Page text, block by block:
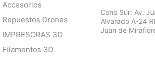
Accesorios
Repuestos Drones
IMPRESORAS 3D
Filamentos 3D
Cono Sur: Av.
Alvarado A-24
Juan de